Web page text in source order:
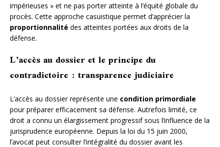
impérieuses » et ne pas porter atteinte à l’équité globale du
procès. Cette approche casuistique permet d’apprécier la
proportionnalité des atteintes portées aux droits de la
défense.
L’accès au dossier et le principe du
contradictoire : transparence judiciaire
L’accès au dossier représente une condition primordiale
pour préparer efficacement sa défense. Autrefois limité, ce
droit a connu un élargissement progressif sous l’influence de la
jurisprudence européenne. Depuis la loi du 15 juin 2000,
l’avocat peut consulter l’intégralité du dossier avant les